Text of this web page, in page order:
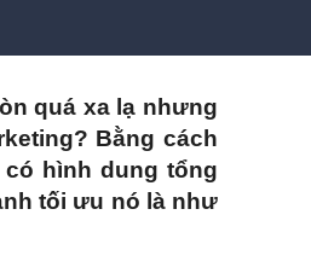
quá xa lạ nhưng
Bằng cách
hình dung tổng
tối ưu nó là như